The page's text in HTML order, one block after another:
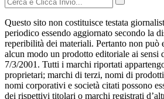
Questo sito non costituisce testata
periodico essendo aggiornato secondo la
reperibilità dei materiali. Pertanto non può
alcun modo un prodotto editoriale ai sensi
7/3/2001. Tutti i marchi riportati
proprietari; marchi di terzi, nomi di
nomi corporativi e società citati possono
dei rispettivi titolari o marchi registrati